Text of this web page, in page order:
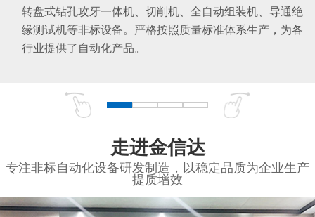
转盘式钻孔攻牙一体机、切削机、全自动组装机、导通绝
缘测试机等非标设备。严格按照质量标准体系生产，为各
行业提供了自动化产品。
走进金信达
专注非标自动化设备研发制造，以稳定品质为企业生产
提质增效